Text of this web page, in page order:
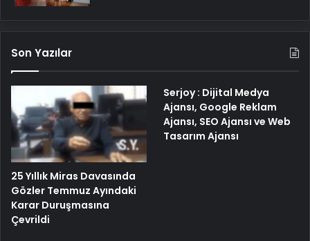
Son Yazılar
25 Yıllık Miras Davasında
Gözler Temmuz Ayındaki
Karar Duruşmasına
Çevrildi
Serjoy : Dijital Medya
Ajansı, Google Reklam
Ajansı, SEO Ajansı ve Web
Tasarım Ajansı